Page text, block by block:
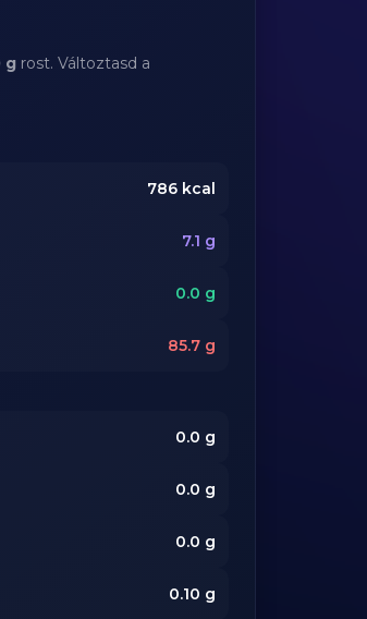
g rost. Változtasd a
786 kcal
7.1 g
0.0 g
85.7 g
0.0 g
0.0 g
0.0 g
0.10 g